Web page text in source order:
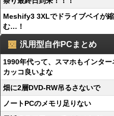
Meshify3 3XLでドライブベイが
む…！
汎用型自作PCまとめ
1990年代って、スマホもインタ
カッコ良いよな
畑に2層DVD-RW吊るさないで
ノートPCのメモリ足りない